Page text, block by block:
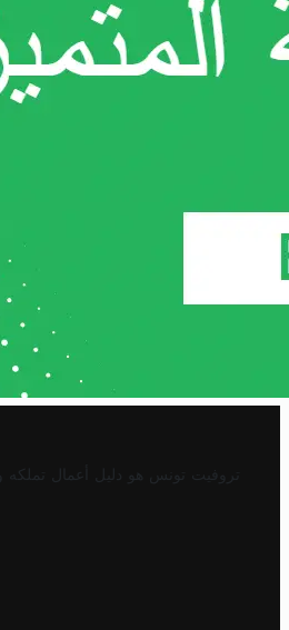
تروفيت تونس هو دليل أعمال تملكه